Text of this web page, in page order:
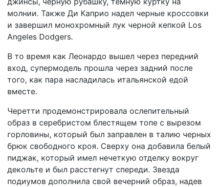
молнии. Также Ди Каприо надел черные кроссовки
и завершил монохромный лук черной кепкой Los
Angeles Dodgers.
В то время как Леонардо вышел через передний
вход, супермодель прошла через задний после
того, как пара насладилась итальянской едой
вместе.
Черетти продемонстрировала ослепительный
образ в серебристом блестящем топе с вырезом
горловины, который был заправлен в талию черных
брюк свободного кроя. Сверху она добавила белый
пиджак, который имел нечеткую отделку вокруг
декольте и был расстегнут спереди. Звезда
подиумов дополнила свой вечерний образ, надев